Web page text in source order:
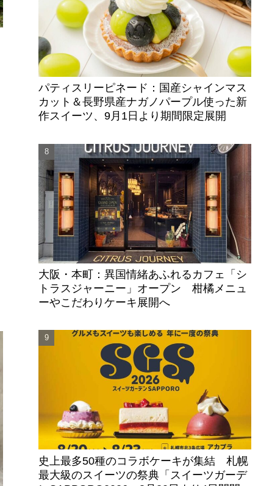
パティスリーピネード：国産シャインマス
カット＆長野県産ナガノパープル使った新
作スイーツ、9月1日より期間限定展開
大阪・本町：異国情緒あふれるカフェ「シ
トラスジャーニー」オープン 柑橘メニュ
ーやこだわりケーキ展開へ
史上最多50種のコラボケーキが集結 札幌
最大級のスイーツの祭典「スイーツガーデ